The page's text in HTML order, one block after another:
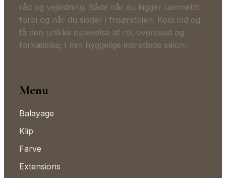
råd og vejledning. Både når du kigger uanmeldt
forbi og når du sidder i frisørstolen. Kom ind og
få den unikke oplevelse af ro, overskud og
forkælelse; I min hyggelige indrettede salon.
Menu
Balayage
Klip
Farve
Extensions